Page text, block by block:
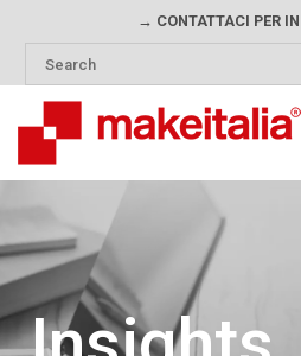
→ CONTATTACI PER